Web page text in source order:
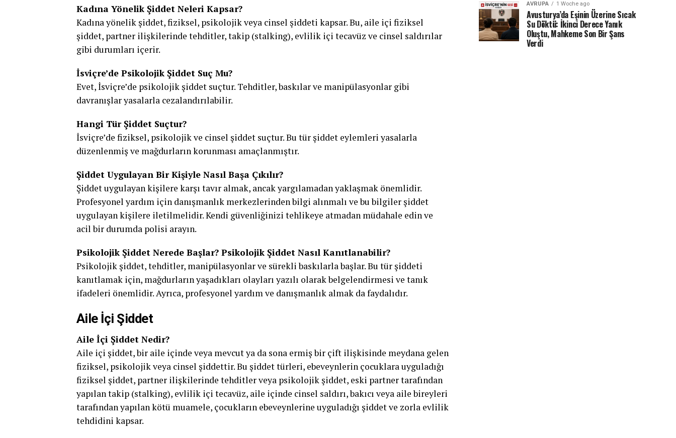
Kadına Yönelik Şiddet Neleri Kapsar?
Kadına yönelik şiddet, fiziksel, psikolojik veya cinsel şiddeti kapsar. Bu, aile içi fiziksel
şiddet, partner ilişkilerinde tehditler, takip (stalking), evlilik içi tecavüz ve cinsel saldırılar
gibi durumları içerir.
İsviçre’de Psikolojik Şiddet Suç Mu?
Evet, İsviçre’de psikolojik şiddet suçtur. Tehditler, baskılar ve manipülasyonlar gibi
davranışlar yasalarla cezalandırılabilir.
Hangi Tür Şiddet Suçtur?
İsviçre’de fiziksel, psikolojik ve cinsel şiddet suçtur. Bu tür şiddet eylemleri yasalarla
düzenlenmiş ve mağdurların korunması amaçlanmıştır.
Şiddet Uygulayan Bir Kişiyle Nasıl Başa Çıkılır?
Şiddet uygulayan kişilere karşı tavır almak, ancak yargılamadan yaklaşmak önemlidir.
Profesyonel yardım için danışmanlık merkezlerinden bilgi alınmalı ve bu bilgiler şiddet
uygulayan kişilere iletilmelidir. Kendi güvenliğinizi tehlikeye atmadan müdahale edin ve
acil bir durumda polisi arayın.
Psikolojik Şiddet Nerede Başlar? Psikolojik Şiddet Nasıl Kanıtlanabilir?
Psikolojik şiddet, tehditler, manipülasyonlar ve sürekli baskılarla başlar. Bu tür şiddeti
kanıtlamak için, mağdurların yaşadıkları olayları yazılı olarak belgelendirmesi ve tanık
ifadeleri önemlidir. Ayrıca, profesyonel yardım ve danışmanlık almak da faydalıdır.
Aile İçi Şiddet
Aile İçi Şiddet Nedir?
Aile içi şiddet, bir aile içinde veya mevcut ya da sona ermiş bir çift ilişkisinde meydana gelen
fiziksel, psikolojik veya cinsel şiddettir. Bu şiddet türleri, ebeveynlerin çocuklara uyguladığı
fiziksel şiddet, partner ilişkilerinde tehditler veya psikolojik şiddet, eski partner tarafından
yapılan takip (stalking), evlilik içi tecavüz, aile içinde cinsel saldırı, bakıcı veya aile bireyleri
tarafından yapılan kötü muamele, çocukların ebeveynlerine uyguladığı şiddet ve zorla evlilik
tehdidini kapsar.
AVRUPA 1 Woche ago
Avusturya’da Eşinin Üzerine Sıcak
Su Döktü: İkinci Derece Yanık
Oluştu, Mahkeme Son Bir Şans
Verdi